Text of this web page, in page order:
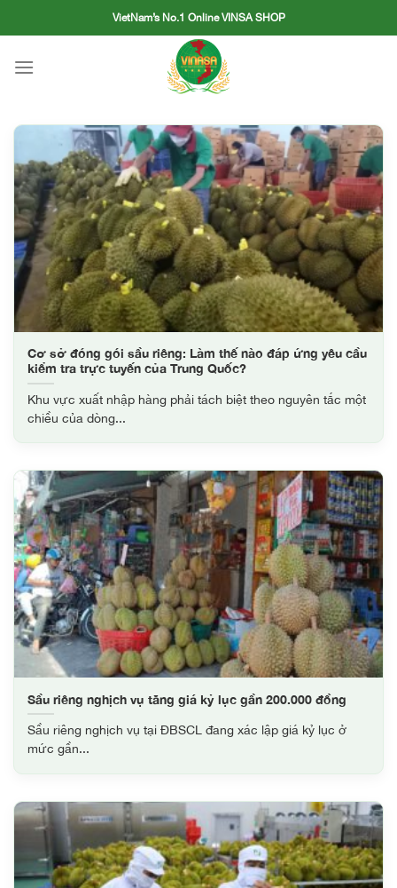
to
VietNam’s No.1 Online VINSA SHOP
Cơ sở đóng gói sầu riêng: Làm thế nào đáp ứng yêu cầu
kiểm tra trực tuyến của Trung Quốc?
Khu vực xuất nhập hàng phải tách biệt theo nguyên tắc một
chiều của dòng...
Sầu riêng nghịch vụ tăng giá kỷ lục gần 200.000 đồng
Sầu riêng nghịch vụ tại ĐBSCL đang xác lập giá kỷ lục ở
mức gần...